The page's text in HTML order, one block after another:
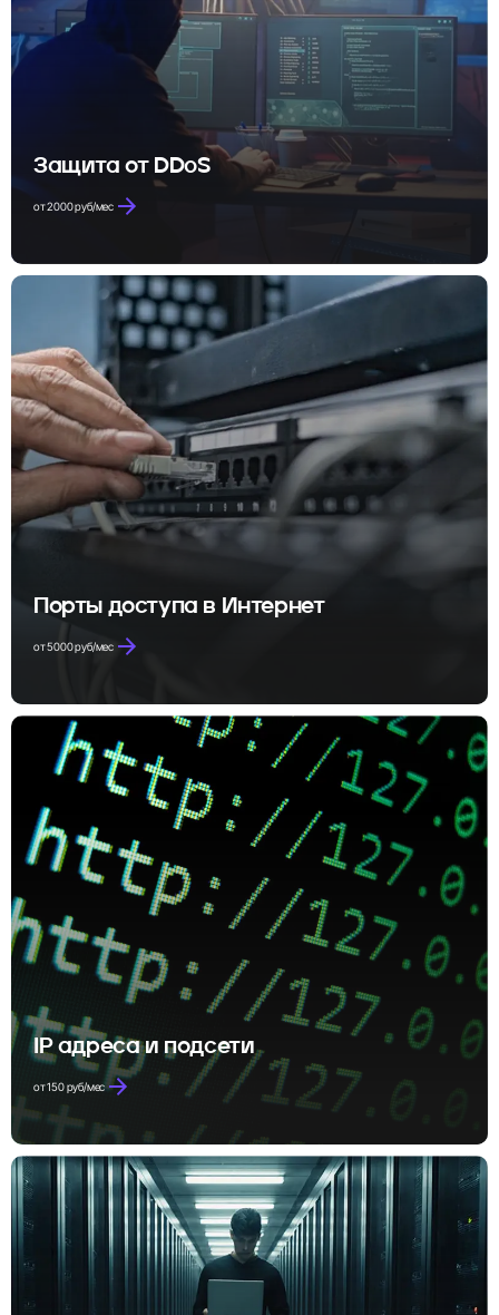
Защита от DDoS
от 2000 руб/мес
Порты доступа в Интернет
от 5000 руб/мес
IP адреса и подсети
от 150 руб/мес